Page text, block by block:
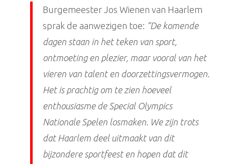
Burgemeester Jos Wienen van Haarlem
sprak de aanwezigen toe: “De komende
dagen staan in het teken van sport,
ontmoeting en plezier, maar vooral van het
vieren van talent en doorzettingsvermogen.
Het is prachtig om te zien hoeveel
enthousiasme de Special Olympics
Nationale Spelen losmaken. We zijn trots
dat Haarlem deel uitmaakt van dit
bijzondere sportfeest en hopen dat dit